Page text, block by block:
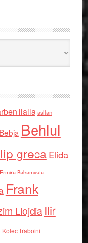
llalla asllan
Behlul
grecaElida
Ermira Babamusta
Frank
Llojdia Ilir
Kolec Traboini